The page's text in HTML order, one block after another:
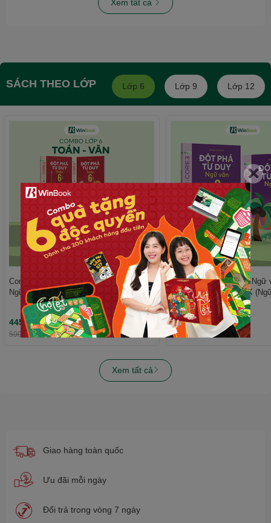
Xem tất cả
SÁCH THEO LỚP Lớp 6 Lớp 9 Lớp 12
Combo Đột phá tư duy Toán 6 (2 tập),
Ngữ văn 6 (2 tập) - Dùng cho mọi bộ
SGK - Tự học hiệu quả | WinBook
445.000₫
500.000₫ -11%
Sách - Đột phá tư duy Ngữ
chung cho mọi bộ SGK
trời sáng tạo) - Tự học hiệu
WinBook
110.000₫
125.000₫ -12%
Xem tất cả
Giao hàng toàn quốc
Ưu đãi mỗi ngày
Đổi trả trong vòng 7 ngày